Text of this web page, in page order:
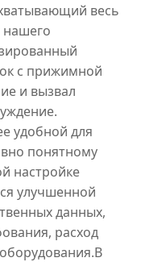
весь
нашего
с прижимной
и вызвал
удобной для
понятному
настройке
улучшенной
данных,
расход